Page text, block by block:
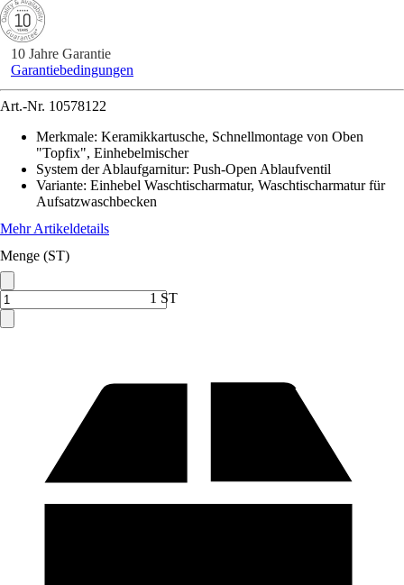
10 Jahre Garantie
Garantiebedingungen
Art.-Nr. 10578122
Merkmale: Keramikkartusche, Schnellmontage von Oben
"Topfix", Einhebelmischer
System der Ablaufgarnitur: Push-Open Ablaufventil
Variante: Einhebel Waschtischarmatur, Waschtischarmatur für
Aufsatzwaschbecken
Mehr Artikeldetails
Menge (ST)
1 ST